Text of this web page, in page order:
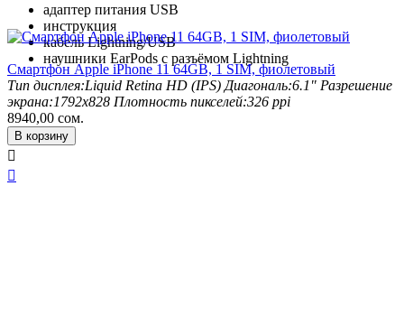
адаптер питания USB
инструкция
кабель Lightning/USB
наушники EarPods с разъёмом Lightning
Смартфон Apple iPhone 11 64GB, 1 SIM, фиолетовый
Тип дисплея:Liquid Retina HD (IPS) Диагональ:6.1" Разрешение
экрана:1792x828 Плотность пикселей:326 ppi
8940,00 сом.
В корзину

